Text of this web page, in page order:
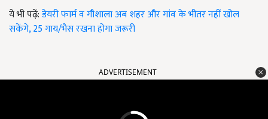
ये भी पढ़ें:डेयरी फार्म व गौशाला अब शहर और गांव के भीतर नहीं खोल
सकेंगे, 25 गाय/भैस रखना होगा जरूरी
ADVERTISEMENT